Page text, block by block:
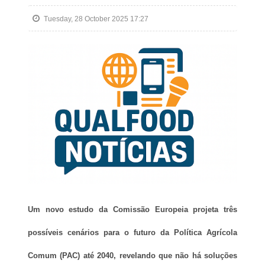
Tuesday, 28 October 2025 17:27
Um novo estudo da Comissão Europeia projeta três
possíveis cenários para o futuro da Política Agrícola
Comum (PAC) até 2040, revelando que não há soluções